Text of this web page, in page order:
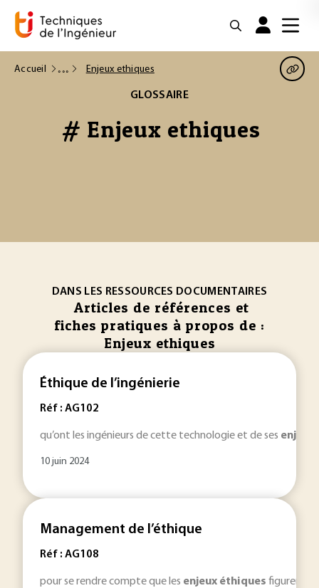
Accueil Enjeux ethiques
GLOSSAIRE
# Enjeux ethiques
DANS LES RESSOURCES DOCUMENTAIRES
Articles de références et
fiches pratiques à propos de :
Enjeux ethiques
Éthique de l’ingénierie
Réf : AG102
qu’ont les ingénieurs de cette technologie et de ses enjeux
10 juin 2024
Management de l’éthique
Réf : AG108
pour se rendre compte que les enjeux éthiques figurent